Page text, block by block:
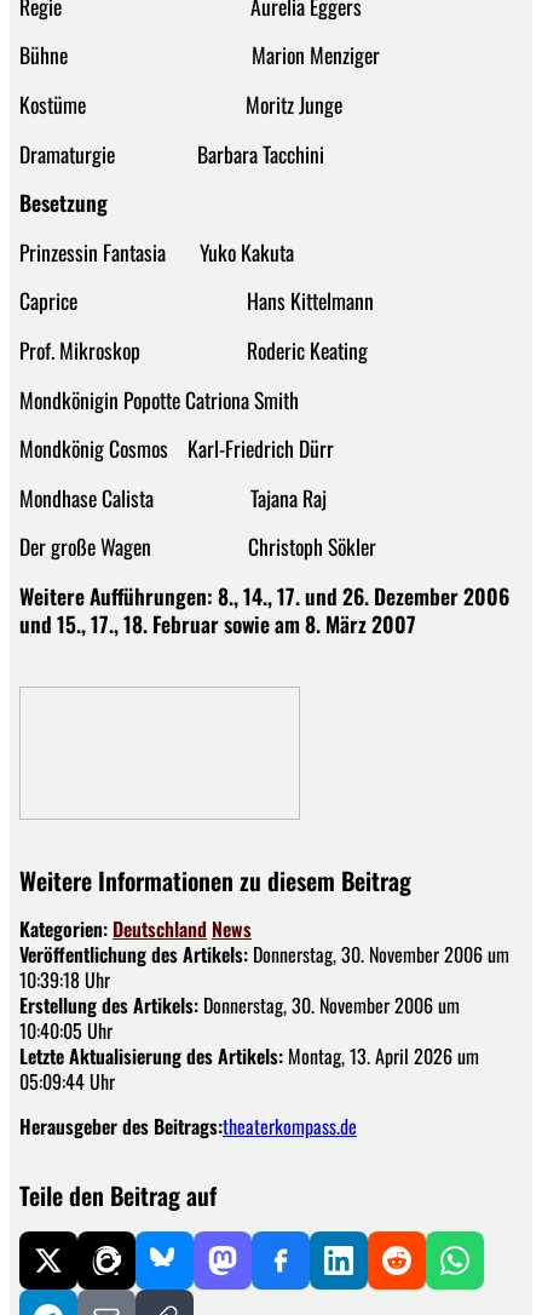
Bühne Marion Menziger
Kostüme Moritz Junge
Dramaturgie Barbara Tacchini
Besetzung
Prinzessin Fantasia Yuko Kakuta
Caprice Hans Kittelmann
Prof. Mikroskop Roderic Keating
Mondkönigin Popotte Catriona Smith
Mondkönig Cosmos Karl-Friedrich Dürr
Mondhase Calista Tajana Raj
Der große Wagen Christoph Sökler
Weitere Aufführungen:8., 14., 17. und 26. Dezember 2006
und 15., 17., 18. Februar sowie am 8. März 2007
Weitere Informationen zu diesem Beitrag
Kategorien: Deutschland News
Veröffentlichung des Artikels: Donnerstag, 30. November 2006 um
10:39:18 Uhr
Erstellung des Artikels: Donnerstag, 30. November 2006 um
10:40:05 Uhr
Letzte Aktualisierung des Artikels: Montag, 13. April 2026 um
05:09:44 Uhr
Herausgeber des Beitrags:theaterkompass.de
Teile den Beitrag auf